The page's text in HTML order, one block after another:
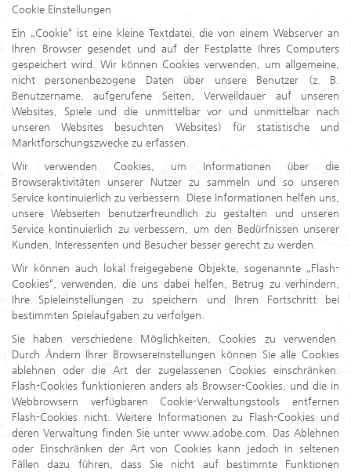
Cookie Einstellungen
Ein „Cookie“ ist eine kleine Textdatei, die von einem Webserver an
Ihren Browser gesendet und auf der Festplatte Ihres Computers
gespeichert wird. Wir können Cookies verwenden, um allgemeine,
nicht personenbezogene Daten über unsere Benutzer (z. B.
Benutzername, aufgerufene Seiten, Verweildauer auf unseren
Websites, Spiele und die unmittelbar vor und unmittelbar nach
unseren Websites besuchten Websites) für statistische und
Marktforschungszwecke zu erfassen.
Wir verwenden Cookies, um Informationen über die
Browseraktivitäten unserer Nutzer zu sammeln und so unseren
Service kontinuierlich zu verbessern. Diese Informationen helfen uns,
unsere Webseiten benutzerfreundlich zu gestalten und unseren
Service kontinuierlich zu verbessern, um den Bedürfnissen unserer
Kunden, Interessenten und Besucher besser gerecht zu werden.
Wir können auch lokal freigegebene Objekte, sogenannte „Flash-
Cookies“, verwenden, die uns dabei helfen, Betrug zu verhindern,
Ihre Spieleinstellungen zu speichern und Ihren Fortschritt bei
bestimmten Spielaufgaben zu verfolgen.
Sie haben verschiedene Möglichkeiten, Cookies zu verwenden.
Durch Ändern Ihrer Browsereinstellungen können Sie alle Cookies
ablehnen oder die Art der zugelassenen Cookies einschränken.
Flash-Cookies funktionieren anders als Browser-Cookies, und die in
Webbrowsern verfügbaren Cookie-Verwaltungstools entfernen
Flash-Cookies nicht. Weitere Informationen zu Flash-Cookies und
deren Verwaltung finden Sie unter www.adobe.com. Das Ablehnen
oder Einschränken der Art von Cookies kann jedoch in seltenen
Fällen dazu führen, dass Sie nicht auf bestimmte Funktionen